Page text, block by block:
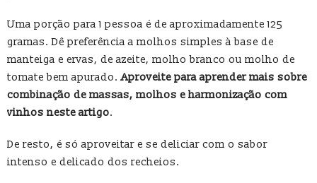
Uma porção para 1 pessoa é de aproximadamente 125
gramas. Dê preferência a molhos simples à base de
manteiga e ervas, de azeite, molho branco ou molho de
tomate bem apurado.Aproveite para aprender mais sobre
combinação de massas, molhos e harmonização com
vinhos neste artigo.
De resto, é só aproveitar e se deliciar com o sabor
intenso e delicado dos recheios.